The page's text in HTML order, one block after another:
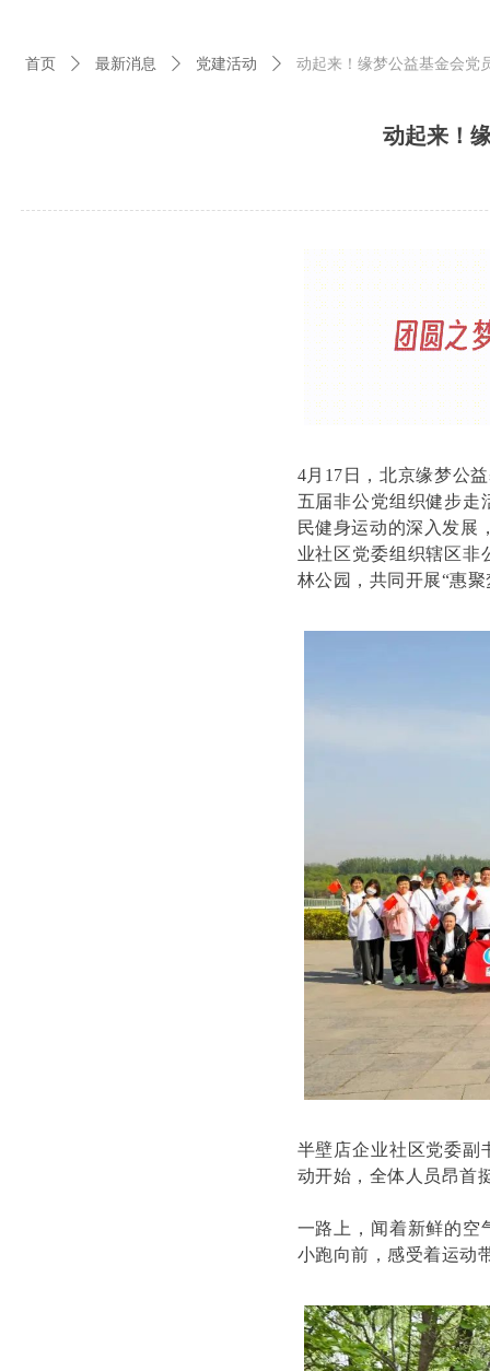
首页 ꄲ 最新消息 ꄲ 党建活动 ꄲ 动起来！缘梦公益基金会党
动起来！
4月17日，北京缘梦公
五届非公党组织健步走
民健身运动的深入发展
业社区党委组织辖区非
林公园，共同开展“惠
半壁店企业社区党委副
动开始，全体人员昂首
一路上，闻着新鲜的空
小跑向前，感受着运动